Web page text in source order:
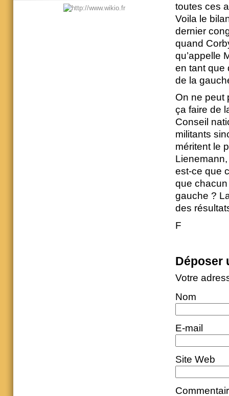
toutes ces
Voila le
dernier
quand
qu’appelle
en tant que
de la
On ne peut
ça faire de
Conseil
militants
méritent le
est-ce que
que
gauche ?
des
F
Déposer
Votre
Nom
E-mail
Site Web